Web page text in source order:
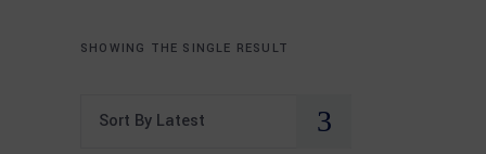
SHOWING THE SINGLE RESULT
Sort By Latest